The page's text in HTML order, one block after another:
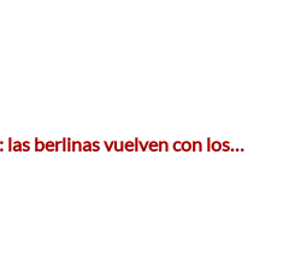
las berlinas vuelven con los…